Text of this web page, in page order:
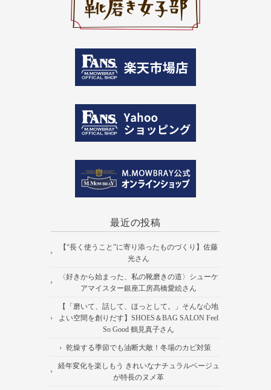
最近の投稿
【“長く使うこと”に寄り添ったものづくり】佐藤
光さん
〈好きから始まった、私の靴磨きの道〉シューケ
アマイスター銀座工房髙橋愛絵さん
【「磨いて、話して、ほっとして。」そんな心地
よい空間を創りだす】SHOES＆BAG SALON Feel
So Good 鶴見真子さん
乾燥する季節でも油断大敵！冬場のカビ対策
経年変化を楽しもう きれいなナチュラルベージュ
が特長のヌメ革